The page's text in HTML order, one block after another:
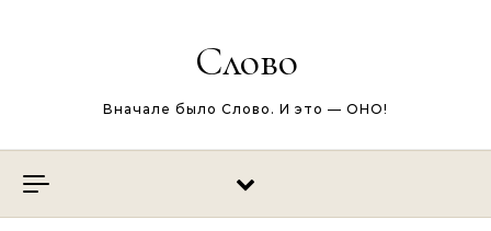
Слово
Вначале было Слово. И это — ОНО!